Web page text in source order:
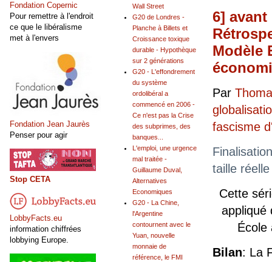
6] avant
Modèle
Par
fascisme
taille
Cette
appliqué
École
Bilan: La
Wall Street
G20 de Londres -
Planche à Billets et
Croissance toxique
durable - Hypothèque
sur 2 générations
G20 - L'effondrement
du système
ordolibéral a
commencé en 2006 -
Ce n'est pas la Crise
des subprimes, des
banques...
L'emploi, une urgence
mal traitée -
Guillaume Duval,
Alternatives
Economiques
G20 - La Chine,
l'Argentine
contournent avec le
Yuan, nouvelle
monnaie de
référence, le FMI
Fondation Copernic
Pour remettre à l'endroit
ce que le libéralisme
met à l'envers
Fondation Jean Jaurès
Penser pour agir
Stop CETA
LobbyFacts.eu
information chiffrées
lobbying Europe.